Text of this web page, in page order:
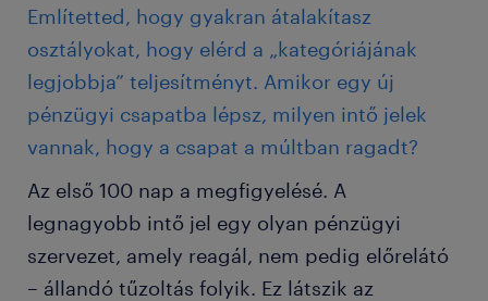
Említetted, hogy gyakran átalakítasz
osztályokat, hogy elérd a „kategóriájának
legjobbja” teljesítményt. Amikor egy új
pénzügyi csapatba lépsz, milyen intő jelek
vannak, hogy a csapat a múltban ragadt?
Az első 100 nap a megfigyelésé. A
legnagyobb intő jel egy olyan pénzügyi
szervezet, amely reagál, nem pedig előrelátó
– állandó tűzoltás folyik. Ez látszik az